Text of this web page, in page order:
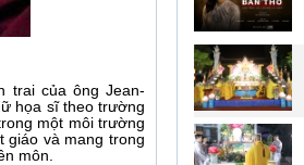
trai của ông Jean-
họa sĩ theo trường
một môi trường
giáo và mang trong
môn.